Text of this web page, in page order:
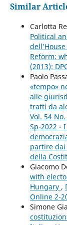
Similar
Carlotta
Political
Reform:
(2013):
Paolo
«tempo»
alle
tratti da
Vol. 54
Sp-2022 -
partire dai
della
Giacomo
with
Hungary ,
Online 2-
Simone